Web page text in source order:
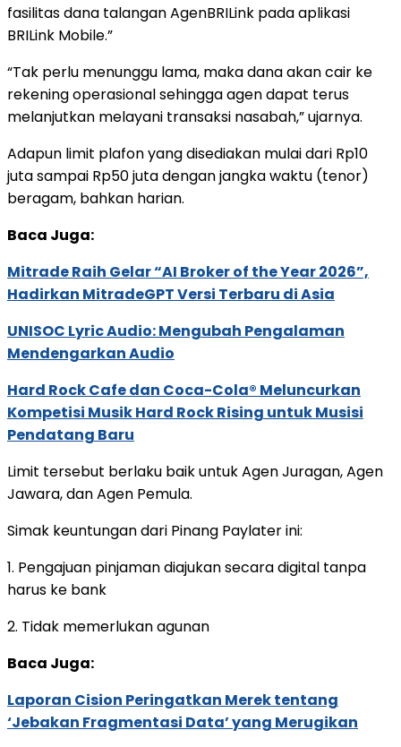
fasilitas dana talangan AgenBRILink pada aplikasi
BRILink Mobile.”
“Tak perlu menunggu lama, maka dana akan cair ke
rekening operasional sehingga agen dapat terus
melanjutkan melayani transaksi nasabah,” ujarnya.
Adapun limit plafon yang disediakan mulai dari Rp10
juta sampai Rp50 juta dengan jangka waktu (tenor)
beragam, bahkan harian.
Baca Juga:
Mitrade Raih Gelar “AI Broker of the Year 2026”,
Hadirkan MitradeGPT Versi Terbaru di Asia
UNISOC Lyric Audio: Mengubah Pengalaman
Mendengarkan Audio
Hard Rock Cafe dan Coca-Cola® Meluncurkan
Kompetisi Musik Hard Rock Rising untuk Musisi
Pendatang Baru
Limit tersebut berlaku baik untuk Agen Juragan, Agen
Jawara, dan Agen Pemula.
Simak keuntungan dari Pinang Paylater ini:
1. Pengajuan pinjaman diajukan secara digital tanpa
harus ke bank
2. Tidak memerlukan agunan
Baca Juga:
Laporan Cision Peringatkan Merek tentang
‘Jebakan Fragmentasi Data’ yang Merugikan